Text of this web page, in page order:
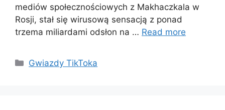
mediów społecznościowych z Makhaczkala w
Rosji, stał się wirusową sensacją z ponad
trzema miliardami odsłon na … Read more
Categories
Gwiazdy TikToka